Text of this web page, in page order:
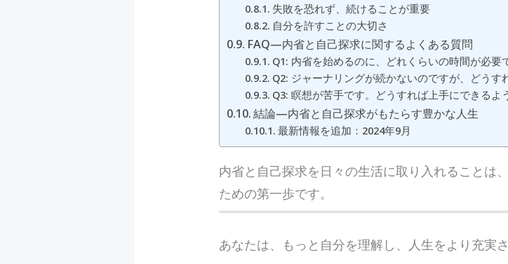
失敗を恐れず、続けることが重要
自分を許すことの大切さ
FAQ—内省と自己探求に関するよくある質問
Q1: 内省を始めるのに、どれくらいの時間が必要
Q2: ジャーナリングが続かないのですが、どうす
Q3: 瞑想が苦手です。どうすれば上手にできるよ
結論—内省と自己探求がもたらす豊かな人生
最新情報を追加：2024年9月
内省と自己探求を日々の生活に取り入れることは
ための第一歩です。
あなたは、もっと自分を理解し、人生をより充実